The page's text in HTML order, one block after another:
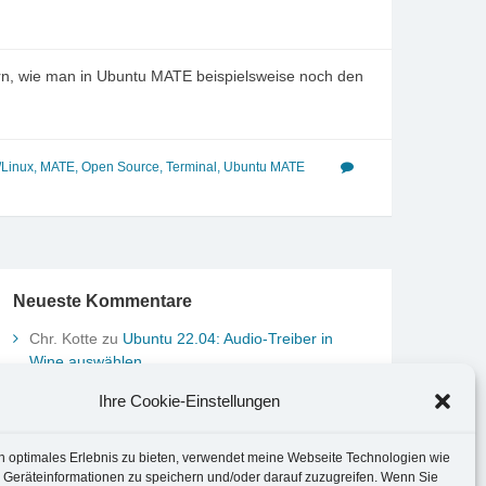
Ihre Cookie-Einstellungen
optimales Erlebnis zu bieten, verwendet meine Webseite Technologien wie
zu speichern und/oder darauf zuzugreifen. Wenn Sie
wie man in Ubuntu MATE beispielsweise noch den
, MATE, Open Source, Terminal , Ubuntu MATE
Neueste Kommentare
Chr. Kotte zu Ubuntu 22.04: Audio-Treiber in
Wine auswählen
Datum und Uhrzeit anpassen
Datum und Uhrzeit anpassen
Brummel Herbolzheimzu Musik-Portrait Nr. 1: